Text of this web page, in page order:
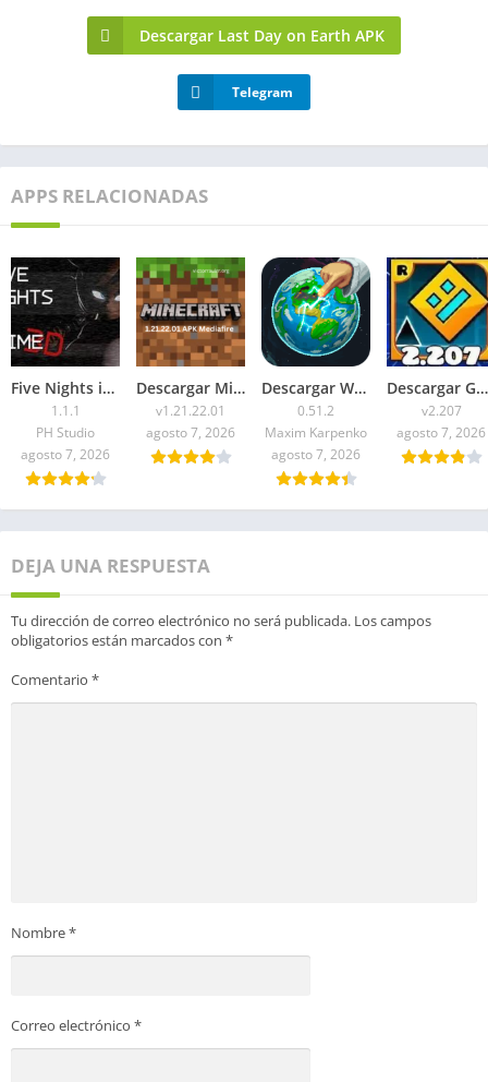
Descargar Last Day on Earth APK
Telegram
APPS RELACIONADAS
Five Nights in Anime 3D APK 2026 para Android
1.1.1
PH Studio
agosto 7, 2026
Descargar Minecraft 1.21.22.01 APK Mediafire
v1.21.22.01
agosto 7, 2026
Descargar WorldBox Premium APK Todo Desbloqueado 2026
0.51.2
Maxim Karpenko
agosto 7, 2026
Descargar Geometry Dash 2.207 APK 2026 Todo Desbloqueado
v2.207
agosto 7, 2026
DEJA UNA RESPUESTA
Tu dirección de correo electrónico no será publicada. Los campos
obligatorios están marcados con *
Comentario *
Nombre*
Correo electrónico *